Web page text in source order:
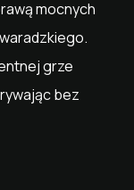
mocnych
grze
bez